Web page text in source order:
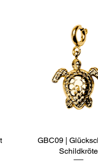
GBC09 |
Schildkröte